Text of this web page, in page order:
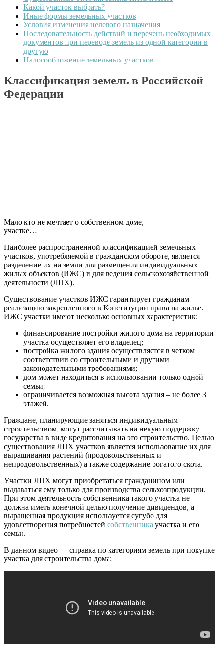
Какой участок выбрать?
Иные формы земельных участков
Условия изменения целевого назначения
Последовательность действий и перечень необходимых
документов при переводе земель из одной категории в
другую
Налогообложение земельных участков
Классификация земель в Российской
Федерации
Мало кто не мечтает о собственном доме,
участке…
Наиболее распространенной классификацией земельных
участков, употребляемой в гражданском обороте, является
разделение их на земли для размещения индивидуальных
жилых объектов (ИЖС) и для ведения сельскохозяйственной
деятельности (ЛПХ).
Существование участков ИЖС гарантирует гражданам
реализацию закрепленного в Конституции права на жилье.
ИЖС участки имеют несколько основных характеристик:
финансирование постройки жилого дома на территории
участка осуществляет его владелец;
постройка жилого здания осуществляется в четком
соответствии со строительными и другими
законодательными требованиями;
дом может находиться в использовании только одной
семьи;
ограничивается возможная высота здания – не более 3
этажей.
Граждане, планирующие заняться индивидуальным
строительством, могут рассчитывать на некую поддержку
государства в виде кредитования на это строительство. Целью
существования ЛПХ участков является использование их для
выращивания растений (продовольственных и
непродовольственных) а также содержание рогатого скота.
Участки ЛПХ могут приобретаться гражданином или
выдаваться ему только для производства сельхозпродукции.
При этом деятельность собственника такого участка не
должна иметь конечной целью получение дивидендов, а
выращенная продукция используется сугубо для
удовлетворения потребностей собственника участка и его
семьи.
В данном видео — справка по категориям земель при покупке
участка для строительства дома: